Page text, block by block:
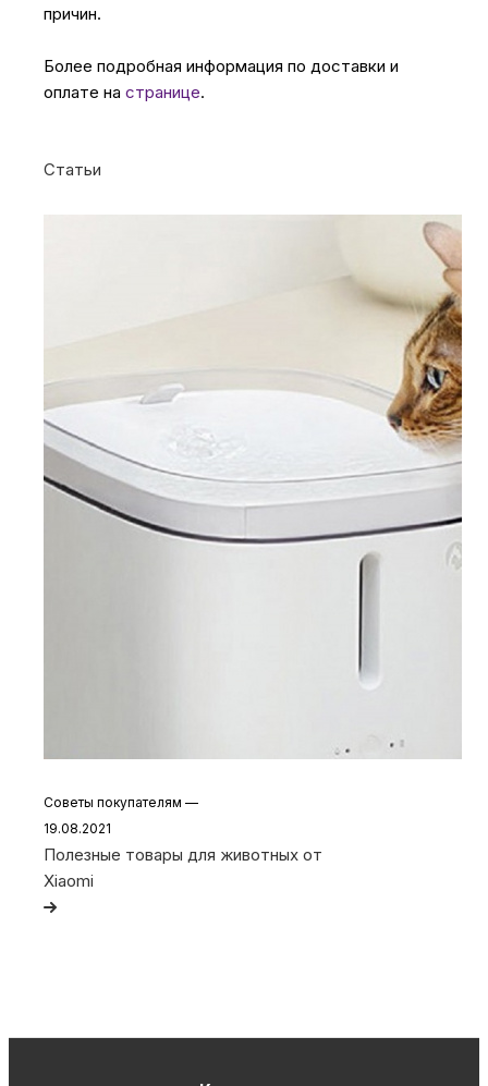
причин.
Более подробная информация по доставки и
оплате на странице.
Статьи
Советы покупателям —
19.08.2021
Полезные товары для животных от
Xiaomi